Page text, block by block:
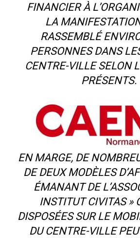
FINANCIER À
LA
RASSEMBLÉ
PERSONNES DANS
CENTRE-VILLE SELON
PRÉSENTS.
EN MARGE, DE
DE DEUX MODÈLES
ÉMANANT DE
INSTITUT CIVITAS »
DISPOSÉES SUR LE
DU CENTRE-VILLE